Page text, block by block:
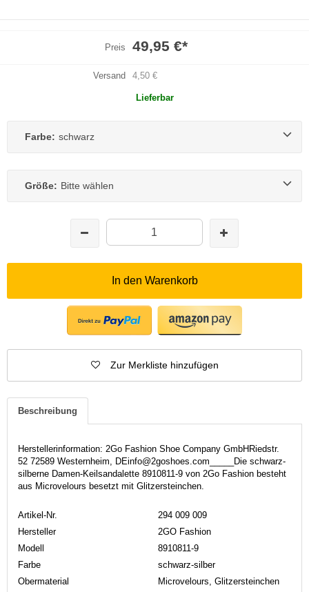
Preis 49,95 €*
Versand 4,50 €
Lieferbar
Farbe: schwarz
Größe: Bitte wählen
In den Warenkorb
Zur Merkliste hinzufügen
Beschreibung
Herstellerinformation: 2Go Fashion Shoe Company GmbHRiedstr.
52 72589 Westernheim, DEinfo@2goshoes.com_____Die schwarz-
silberne Damen-Keilsandalette 8910811-9 von 2Go Fashion besteht
aus Microvelours besetzt mit Glitzersteinchen.
Artikel-Nr.
294 009 009
Hersteller
2GO Fashion
Modell
8910811-9
Farbe
schwarz-silber
Obermaterial
Microvelours, Glitzersteinchen